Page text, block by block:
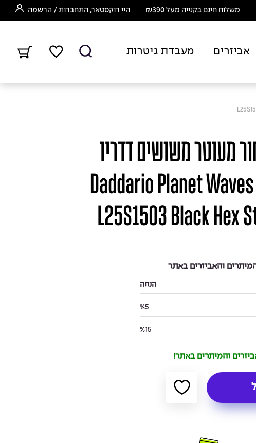
משלוח חינם בקנייה מעל ₪390 היי רוקסטאר, התחברות / הרשמה
אביזרים מעבדת גיטרות
מעוטר משושים דדריו
פלנט ווייבס - Daddario Planet Waves
L25S1503 Black Hex
והאביזרים באתר
הנחה
%5
%15
והמיתרים באתר!